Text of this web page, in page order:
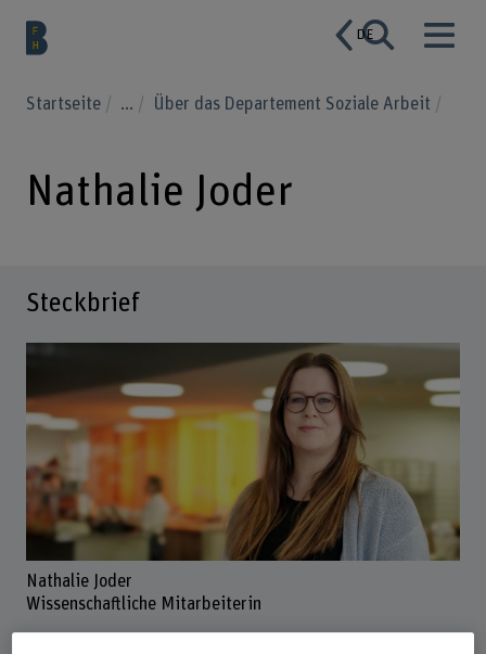
DE
Startseite ... Über das Departement Soziale Arbeit
Nathalie Joder
Steckbrief
Nathalie Joder
Wissenschaftliche Mitarbeiterin